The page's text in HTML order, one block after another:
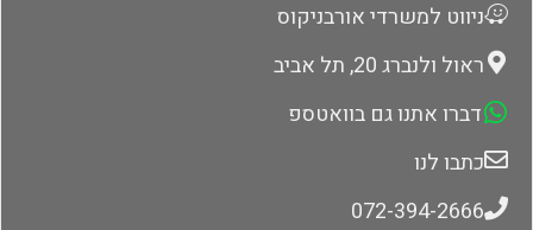
ניווט למשרדי אורבניקוס
ראול ולנברג 20, תל אביב
דברו אתנו גם בוואטספ
כתבו לנו
072-394-2666